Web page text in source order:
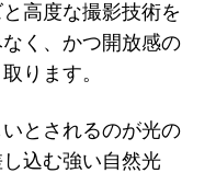
高度な撮影技術を
く、かつ開放感の
ります。
とされるのが光の
込む強い自然光